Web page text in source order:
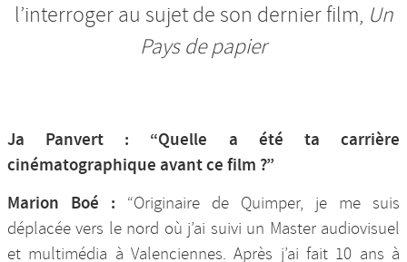
l’interroger au sujet de son dernier film, Un
Pays de papier
Ja Panvert : “Quelle a été ta carrière
cinématographique avant ce film ?”
Marion Boé : “Originaire de Quimper, je me suis
déplacée vers le nord où j’ai suivi un Master audiovisuel
et multimédia à Valenciennes. Après j’ai fait 10 ans à